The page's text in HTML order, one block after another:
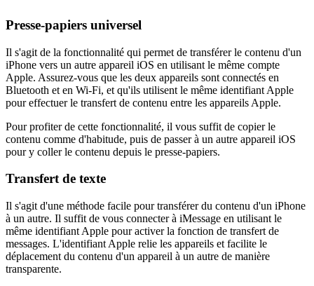
Presse-papiers universel
Il s'agit de la fonctionnalité qui permet de transférer le contenu d'un
iPhone vers un autre appareil iOS en utilisant le même compte
Apple. Assurez-vous que les deux appareils sont connectés en
Bluetooth et en Wi-Fi, et qu'ils utilisent le même identifiant Apple
pour effectuer le transfert de contenu entre les appareils Apple.
Pour profiter de cette fonctionnalité, il vous suffit de copier le
contenu comme d'habitude, puis de passer à un autre appareil iOS
pour y coller le contenu depuis le presse-papiers.
Transfert de texte
Il s'agit d'une méthode facile pour transférer du contenu d'un iPhone
à un autre. Il suffit de vous connecter à iMessage en utilisant le
même identifiant Apple pour activer la fonction de transfert de
messages. L'identifiant Apple relie les appareils et facilite le
déplacement du contenu d'un appareil à un autre de manière
transparente.